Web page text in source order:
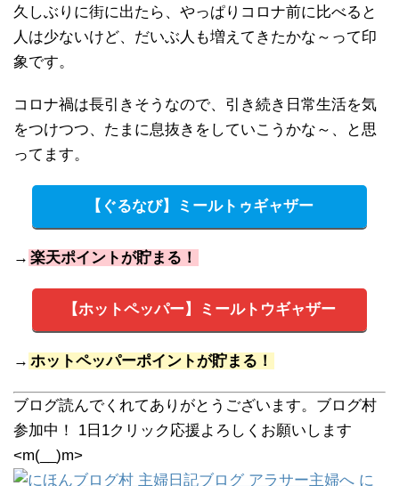
久しぶりに街に出たら、やっぱりコロナ前に比べると
人は少ないけど、だいぶ人も増えてきたかな～って印
象です。
コロナ禍は長引きそうなので、引き続き日常生活を気
をつけつつ、たまに息抜きをしていこうかな～、と思
ってます。
【ぐるなび】ミールトゥギャザー
→ 楽天ポイントが貯まる！
【ホットペッパー】ミールトウギャザー
→ ホットペッパーポイントが貯まる！
ブログ読んでくれてありがとうございます。ブログ村
参加中！ 1日1クリック応援よろしくお願いします
<m(__)m>
に